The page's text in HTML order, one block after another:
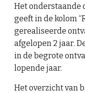
Het onderstaande
geeft in de kolom
gerealiseerde
afgelopen 2 jaar.
in de begrote
lopende jaar.
Het overzicht van